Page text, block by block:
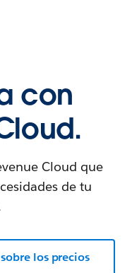
con
Cloud que
de tu
los precios